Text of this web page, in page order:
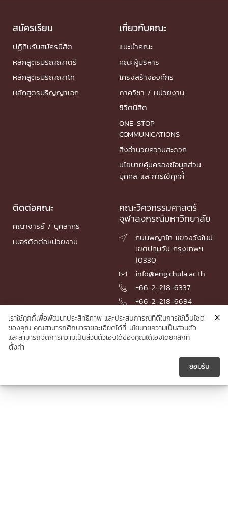

สมัครเรียน
ปฏิทินรับสมัครนิสิต
หลักสูตรปริญญาตรี
หลักสูตรปริญญาโท
หลักสูตรปริญญาเอก
เกี่ยวกับคณะ
แนะนำคณะ
คณะผู้บริหาร
โครงสร้างองค์กร
ภาควิชา / หน่วยงาน
ชีวิตนิสิต
ONE-STOP
COMMUNICATIONS
สิ่งอำนวยความสะดวก
นโยบายคุ้มครองข้อมูลส่วน
บุคคล และการใช้คุกกี้
ติดต่อคณะ
คณาจารย์ / บุคลากร
เบอร์ติดต่อหน่วยงาน
คณะวิศวกรรมศาสตร์
จุฬาลงกรณ์มหาวิทยาลัย

ถนนพญาไท แขวงวังใหม่
เขตปทุมวัน กรุงเทพฯ
10330
 info@eng.chula.ac.th
 +66-2-218-6337
 +66-2-218-6694
© 2026 Faculty of Engineering, Chulalongkorn University
เราใช้คุกกี้เพื่อพัฒนาประสิทธิภาพ และประสบการณ์ที่ดีในการใช้เว็บไซต์
ของคุณ คุณสามารถศึกษารายละเอียดได้ที่ นโยบายความเป็นส่วนตัว
และสามารถจัดการความเป็นส่วนตัวเองได้ของคุณได้เองโดยคลิกที่
ตั้งค่า
ยอมรับ